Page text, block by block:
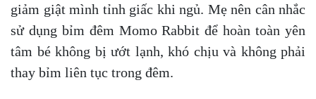
giảm giật mình tỉnh giấc khi ngủ. Mẹ nên cân nhắc
sử dụng bỉm đêm Momo Rabbit để hoàn toàn yên
tâm bé không bị ướt lạnh, khó chịu và không phải
thay bỉm liên tục trong đêm.